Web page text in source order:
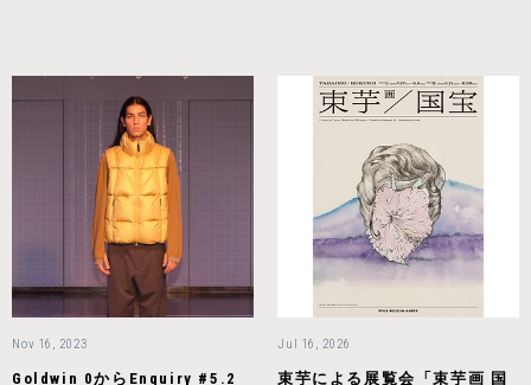
Nov 16, 2023
Goldwin 0からEnquiry #5.2
Jul 16, 2026
束芋による展覧会「束芋画 国